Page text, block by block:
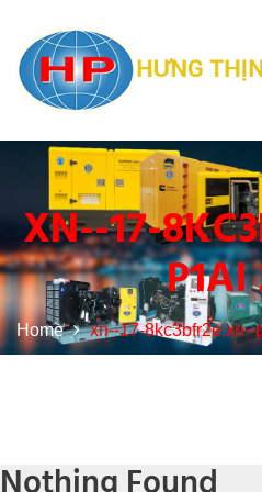
XN--17-
Home xn--17-8kc3bfr2e.xn--